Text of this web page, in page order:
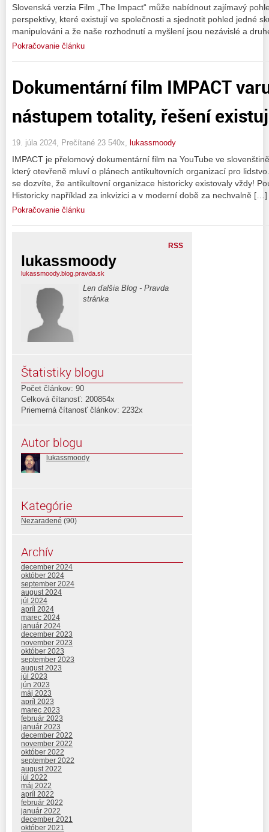
Slovenská verzia Film „The Impact“ může nabídnout zajímavý
perspektivy, které existují ve společnosti a sjednotit pohled jedné
manipulováni a že naše rozhodnutí a myšlení jsou nezávislé a
Pokračovanie článku
Dokumentární film IMPACT
nástupem totality, řešení
19. júla 2024, Prečítané 23 540x, lukassmoody
IMPACT je přelomový dokumentární film na YouTube ve
který otevřeně mluví o plánech antikultovních organizací pro
se dozvíte, že antikultovní organizace historicky existovaly vždy!
Historicky například za inkvizici a v moderní době za nechvalně […]
Pokračovanie článku
RSS
lukassmoody
lukassmoody.blog.pravda.sk
Len ďalšia Blog - Pravda
stránka
Štatistiky blogu
Počet článkov: 90
Celková čítanosť: 200854x
Priemerná čítanosť článkov: 2232x
Autor blogu
lukassmoody
Kategórie
Nezaradené (90)
Archív
december 2024
október 2024
september 2024
august 2024
júl 2024
apríl 2024
marec 2024
január 2024
december 2023
november 2023
október 2023
september 2023
august 2023
júl 2023
jún 2023
máj 2023
apríl 2023
marec 2023
február 2023
január 2023
december 2022
november 2022
október 2022
september 2022
august 2022
júl 2022
máj 2022
apríl 2022
február 2022
január 2022
december 2021
október 2021